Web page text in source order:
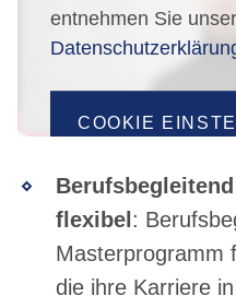
entnehmen Sie
COOKIE
flexibel :
Masterprogramm
die ihre Karriere